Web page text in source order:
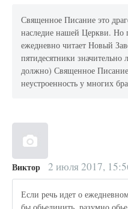
Священное Писание это
наследие нашей Церкви. Но
ежедневно читает Новый
пятидесятники
должно) Священное
неустроенность у многих
Виктор 2 июля 2017,
Если речь идет о